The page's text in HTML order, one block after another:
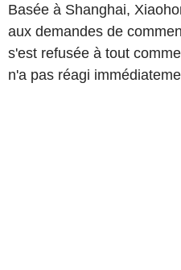
Basée à Shanghai,
aux demandes de
s'est refusée à tout
n'a pas réagi